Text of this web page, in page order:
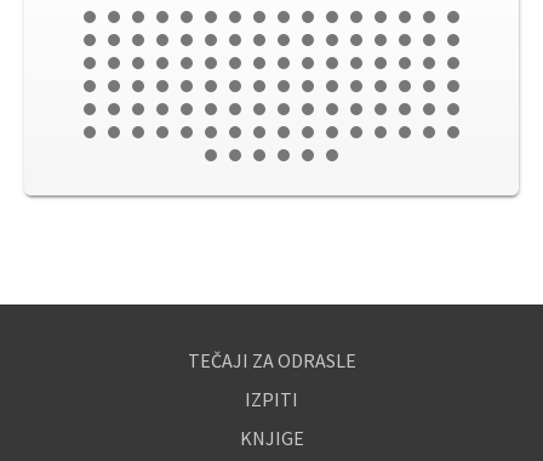
TEČAJI ZA ODRASLE
IZPITI
KNJIGE